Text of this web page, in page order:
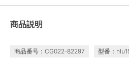
商品説明
商品番号：CG022-82297 型番：